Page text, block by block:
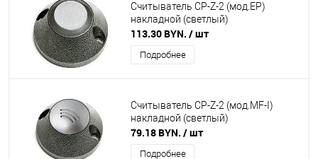
Считыватель CP-Z-2 (мод.ЕP)
накладной (светлый)
113.30 BYN. / шт
Подробнее
Считыватель CP-Z-2 (мод.MF-I)
накладной (светлый)
79.18 BYN. / шт
Подробнее